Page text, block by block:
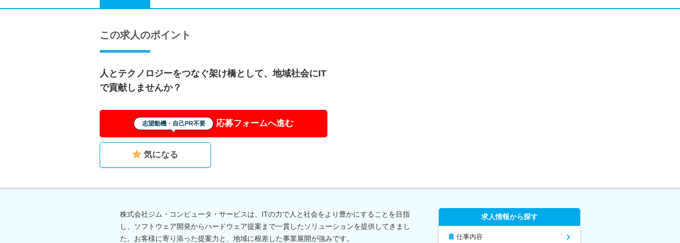
この求人のポイント
人とテクノロジーをつなぐ架け橋として、地域社会にIT
で貢献しませんか？
志望動機・自己PR不要 応募フォームへ進む
気になる
株式会社ジム・コンピュータ・サービスは、ITの力で人と社会をより豊かにすることを目指
し、ソフトウェア開発からハードウェア提案まで一貫したソリューションを提供してきまし
た。お客様に寄り添った提案力と、地域に根差した事業展開が強みです。
求人情報から探す
仕事内容